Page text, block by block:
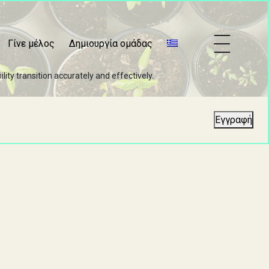
Γίνε μέλος Δημιουργία ομάδας
transition accurately and effectively.
Εγγραφή